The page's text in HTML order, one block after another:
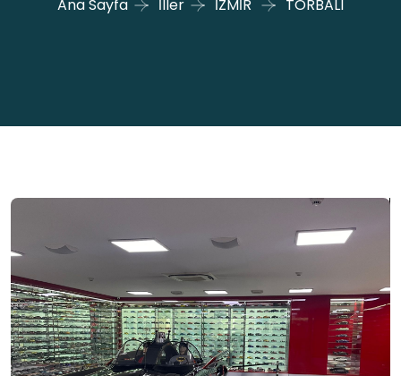
Ana Sayfa İller İZMİR TORBALI